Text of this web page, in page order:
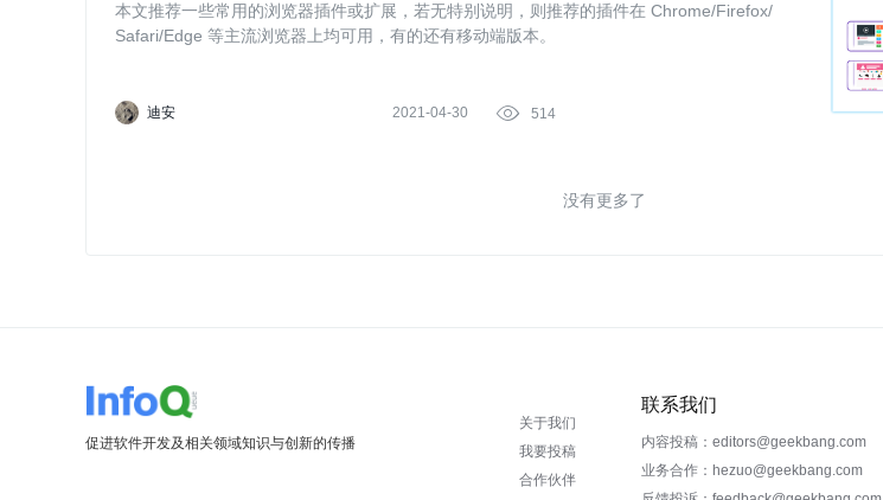
本文推荐一些常用的浏览器插件或扩展，若无特别说明，则推荐的插件在 Chrome/Firefox/
Safari/Edge 等主流浏览器上均可用，有的还有移动端版本。
迪安 2021-04-30  514
没有更多了
促进软件开发及相关领域知识与创新的传播
关于我们
我要投稿
合作伙伴
联系我们
内容投稿：editors@geekbang.com
业务合作：hezuo@geekbang.com